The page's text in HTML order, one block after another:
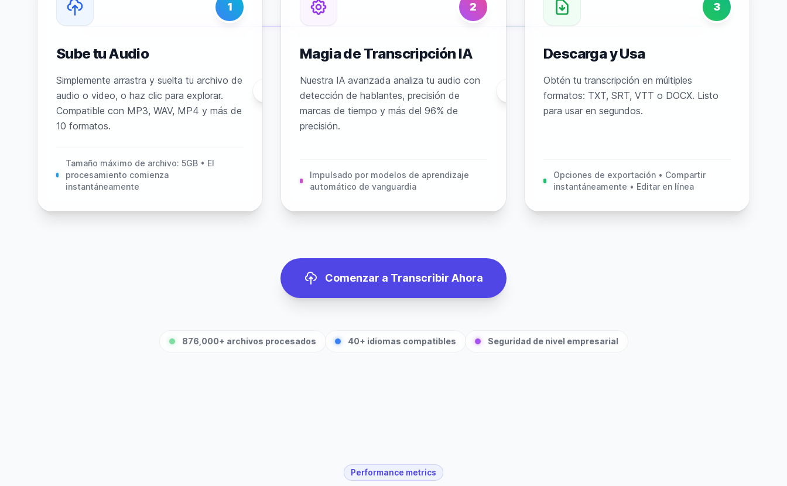
1
Sube tu Audio
Simplemente arrastra y suelta tu archivo de
audio o video, o haz clic para explorar.
Compatible con MP3, WAV, MP4 y más de
10 formatos.
Tamaño máximo de archivo: 5GB • El
procesamiento comienza
instantáneamente
2
Magia de Transcripción IA
Nuestra IA avanzada analiza tu audio con
detección de hablantes, precisión de
marcas de tiempo y más del 96% de
precisión.
Impulsado por modelos de aprendizaje
automático de vanguardia
3
Descarga y Usa
Obtén tu transcripción en múltiples
formatos: TXT, SRT, VTT o DOCX. Listo
para usar en segundos.
Opciones de exportación • Compartir
instantáneamente • Editar en línea
Comenzar a Transcribir Ahora
876,000+ archivos procesados 40+ idiomas compatibles Seguridad de nivel empresarial
Performance metrics